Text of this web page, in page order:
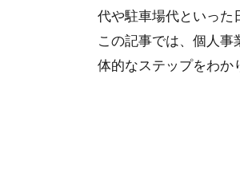
代や駐車場代といった
この記事では、個人
体的なステップをわか